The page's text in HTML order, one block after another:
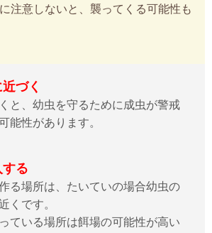
注意しないと、襲ってくる可能性も
づく
と、幼虫を守るために成虫が警戒
能性があります。
る
る場所は、たいていの場合幼虫の
くです。
ている場所は餌場の可能性が高い